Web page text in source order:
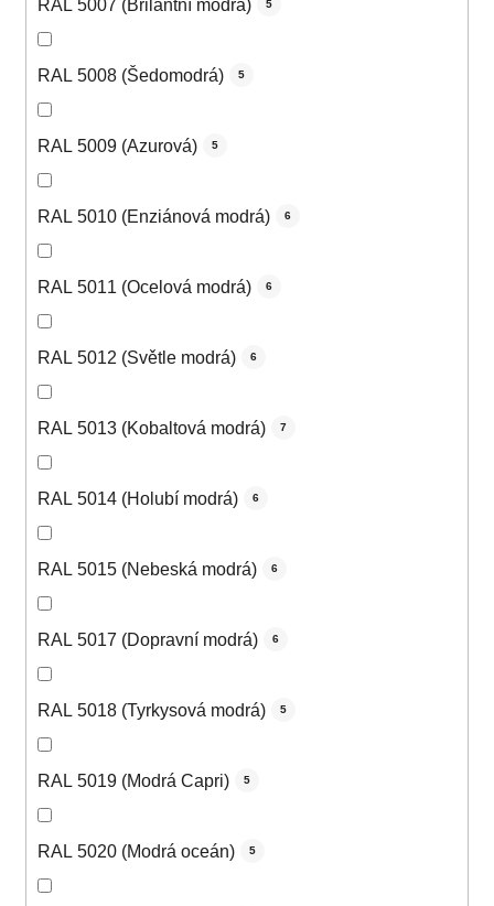
RAL 5007 (Brilantní modrá) 5
RAL 5008 (Šedomodrá) 5
RAL 5009 (Azurová) 5
RAL 5010 (Enziánová modrá) 6
RAL 5011 (Ocelová modrá) 6
RAL 5012 (Světle modrá) 6
RAL 5013 (Kobaltová modrá) 7
RAL 5014 (Holubí modrá) 6
RAL 5015 (Nebeská modrá) 6
RAL 5017 (Dopravní modrá) 6
RAL 5018 (Tyrkysová modrá) 5
RAL 5019 (Modrá Capri) 5
RAL 5020 (Modrá oceán) 5